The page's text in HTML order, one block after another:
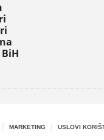
MARKETING USLOVI